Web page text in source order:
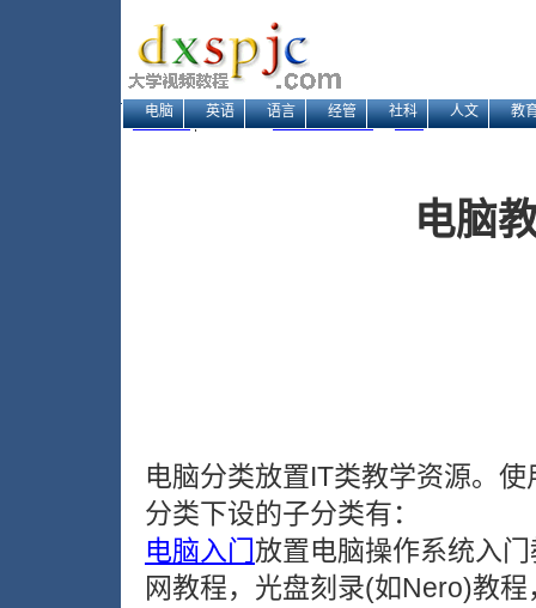
电脑 英语 语言 经管 社科 人文 教
网站地图| 当前位置：大学视频教程网→电脑→ 列表
电脑
电脑分类放置IT类教学资源。
分类下设的子分类有：
电脑入门放置电脑操作系统入
网教程，光盘刻录(如Nero)教